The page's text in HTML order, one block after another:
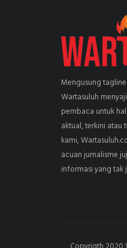
Mengusung
Wartasuluh
pembaca untuk
aktual, terkini atau
kami,
acuan jurnalisme
informasi yang tak